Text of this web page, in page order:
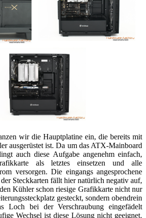
wir die Hauptplatine ein, die bereits mit
ausgerüstet ist. Da um das ATX-Mainboard
auch diese Aufgabe angenehm einfach,
als letztes einsetzen und alle
versorgen. Die eingangs angesprochene
Steckkarten fällt hier natürlich negativ auf,
Kühler schon riesige Grafikkarte nicht nur
gesteckt, sondern obendrein
Loch bei der Verschraubung eingefädelt
Wechsel ist diese Lösung nicht geeignet.